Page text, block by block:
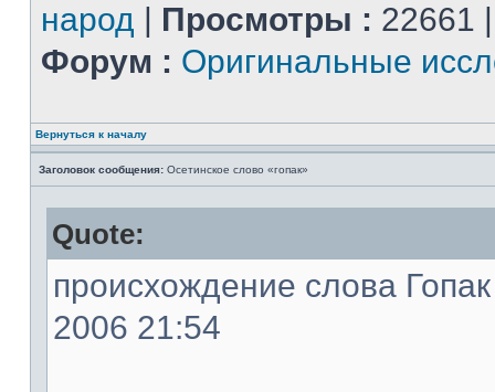
народ | Просмотры : 22661
Форум : Оригинальные
Вернуться к началу
Заголовок сообщения: Осетинское слово «гопак»
Quote:
происхождение слова
2006 21:54